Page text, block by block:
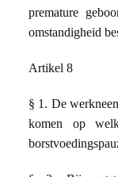
premature
omstandigheid
Artikel 8
§ 1. De
komen op